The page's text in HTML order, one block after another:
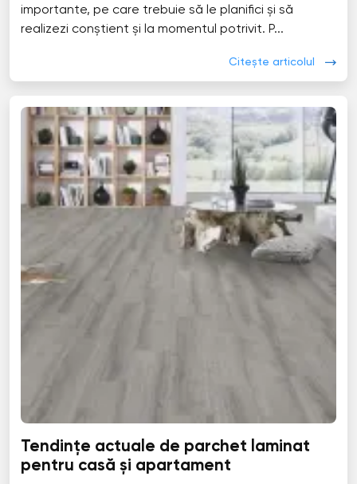
importante, pe care trebuie să le planifici și să
realizezi conștient și la momentul potrivit. P...
Citește articolul
Tendințe actuale de parchet laminat
pentru casă și apartament